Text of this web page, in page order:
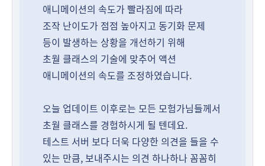
애니메이션의 속도가 빨라짐에 따라
조작 난이도가 점점 높아지고 동기화 문제
등이 발생하는 상황을 개선하기 위해
초월 클래스의 기술에 맞추어 액션
애니메이션의 속도를 조정하였습니다.
오늘 업데이트 이후로는 모든 모험가님들께서
초월 클래스를 경험하시게 될 텐데요.
테스트 서버 보다 더욱 다양한 의견을 들을 수
있는 만큼, 보내주시는 의견 하나하나 꼼꼼히